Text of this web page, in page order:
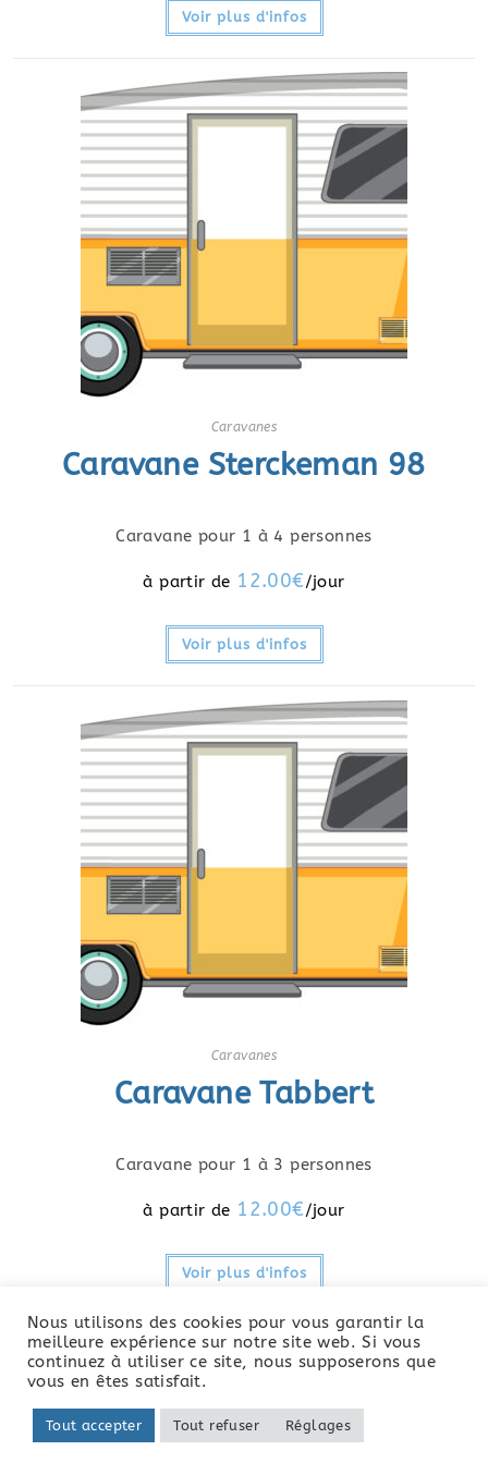
Voir plus d'infos
Caravanes
Caravane Sterckeman 98
Caravane pour 1 à 4 personnes
12.00€
Voir plus d'infos
Caravanes
Caravane Tabbert
Caravane pour 1 à 3 personnes
12.00€
Voir plus d'infos
Nous utilisons des cookies pour vous garantir la
meilleure expérience sur notre site web. Si vous
continuez à utiliser ce site, nous supposerons que
vous en êtes satisfait.
Tout accepter Tout refuser Réglages